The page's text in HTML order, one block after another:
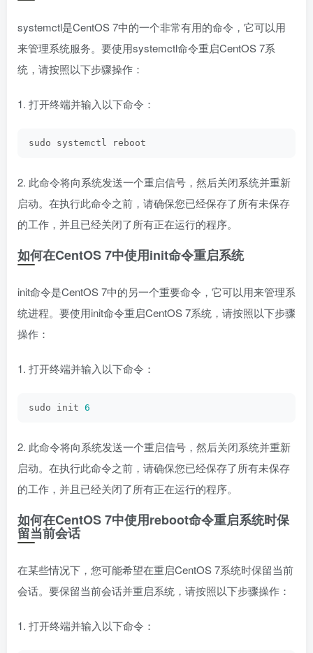
systemctl是CentOS 7中的一个非常有用的命令，它可以用
来管理系统服务。要使用systemctl命令重启CentOS 7系
统，请按照以下步骤操作：
1. 打开终端并输入以下命令：
sudo systemctl reboot
2. 此命令将向系统发送一个重启信号，然后关闭系统并重新
启动。在执行此命令之前，请确保您已经保存了所有未保存
的工作，并且已经关闭了所有正在运行的程序。
如何在CentOS 7中使用init命令重启系统
init命令是CentOS 7中的另一个重要命令，它可以用来管理系
统进程。要使用init命令重启CentOS 7系统，请按照以下步骤
操作：
1. 打开终端并输入以下命令：
sudo init 6
2. 此命令将向系统发送一个重启信号，然后关闭系统并重新
启动。在执行此命令之前，请确保您已经保存了所有未保存
的工作，并且已经关闭了所有正在运行的程序。
如何在CentOS 7中使用reboot命令重启系统时保
留当前会话
在某些情况下，您可能希望在重启CentOS 7系统时保留当前
会话。要保留当前会话并重启系统，请按照以下步骤操作：
1. 打开终端并输入以下命令：